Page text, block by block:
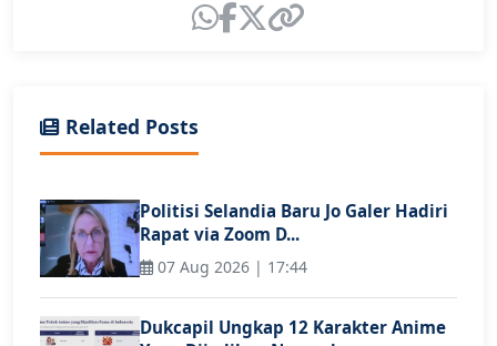
Related Posts
Politisi Selandia Baru Jo Galer Hadiri
Rapat via Zoom D...
07 Aug 2026 | 17:44
Dukcapil Ungkap 12 Karakter Anime